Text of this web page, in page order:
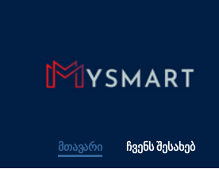
Მთავარი Ჩვენს Შესახებ